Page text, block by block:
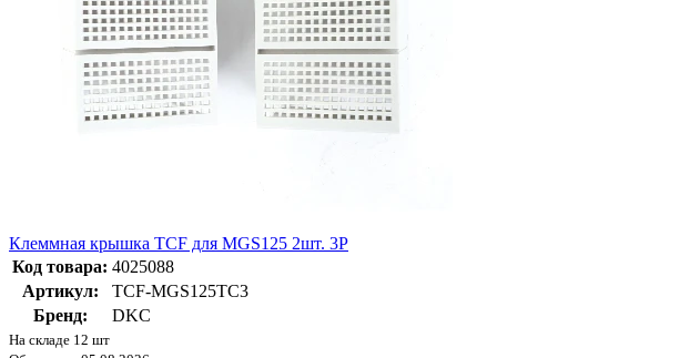
Клеммная крышка TCF для MGS125 2шт. 3P
Код товара: 4025088
Артикул:
TCF-MGS125TC3
Бренд:
DKC
На складе 12 шт